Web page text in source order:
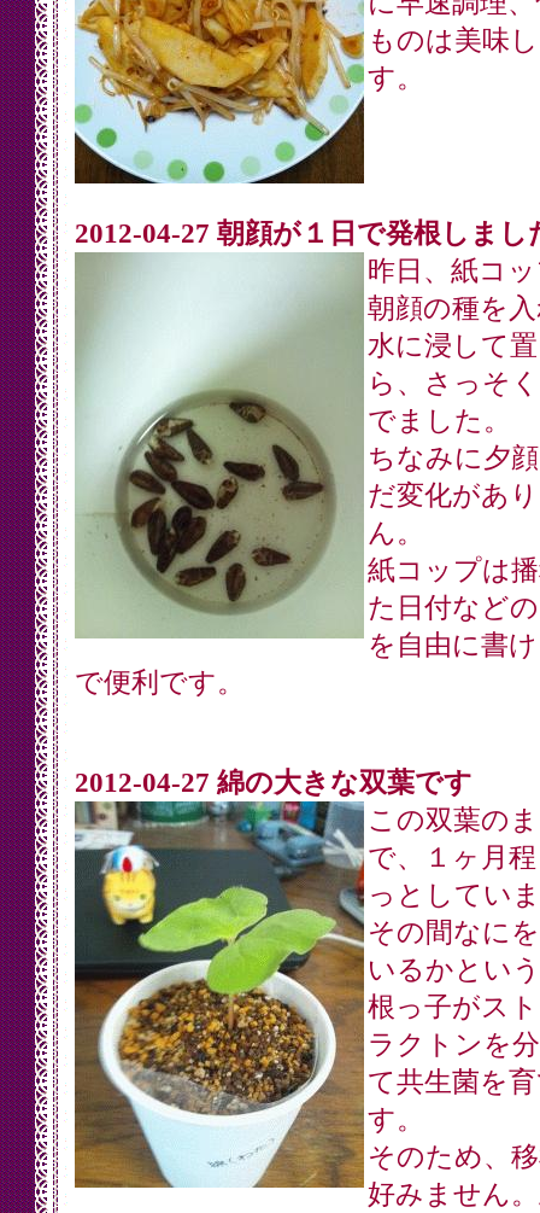
ものは美味
す。
2012-04-27 朝顔が１日で発根しまし
昨日、紙コ
朝顔の種を
水に浸して
ら、さっそ
でました。
ちなみに夕
だ変化があ
ん。
紙コップは
た日付など
を自由に書
で便利です。
2012-04-27 綿の大きな双葉です
この双葉の
で、１ヶ月
っとしてい
その間なに
いるかとい
根っ子がス
ラクトンを
て共生菌を
す。
そのため、
好みません